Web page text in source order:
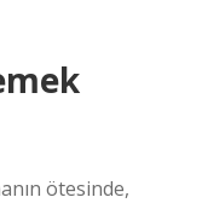
ötesinde,